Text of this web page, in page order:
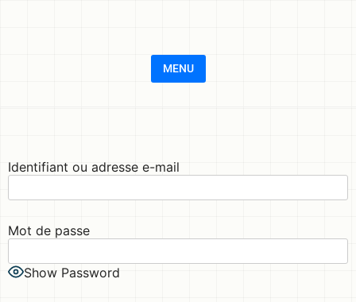
MENU
Identifiant ou adresse e-mail
Mot de passe
Show Password